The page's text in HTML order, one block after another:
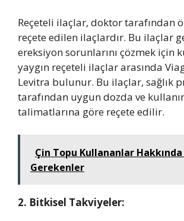
Reçeteli ilaçlar, doktor tarafından
reçete edilen ilaçlardır. Bu ilaçlar
ereksiyon sorunlarını çözmek için
yaygın reçeteli ilaçlar arasında
Levitra bulunur. Bu ilaçlar, sağlık
tarafından uygun dozda ve
talimatlarına göre reçete edilir.
Çin Topu Kullananlar
Gerekenler
2. Bitkisel Takviyeler: